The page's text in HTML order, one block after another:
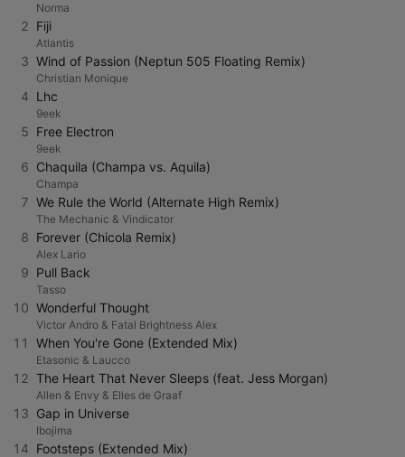
Norma
2 Fiji
Atlantis
3 Wind of Passion (Neptun 505 Floating Remix)
Christian Monique
4 Lhc
9eek
5 Free Electron
9eek
6 Chaquila (Champa vs. Aquila)
Champa
7 We Rule the World (Alternate High Remix)
The Mechanic & Vindicator
8 Forever (Chicola Remix)
Alex Lario
9 Pull Back
Tasso
10 Wonderful Thought
Victor Andro & Fatal Brightness Alex
11 When You're Gone (Extended Mix)
Etasonic & Laucco
12 The Heart That Never Sleeps (feat. Jess Morgan)
Allen & Envy & Elles de Graaf
13 Gap in Universe
Ibojima
14 Footsteps (Extended Mix)